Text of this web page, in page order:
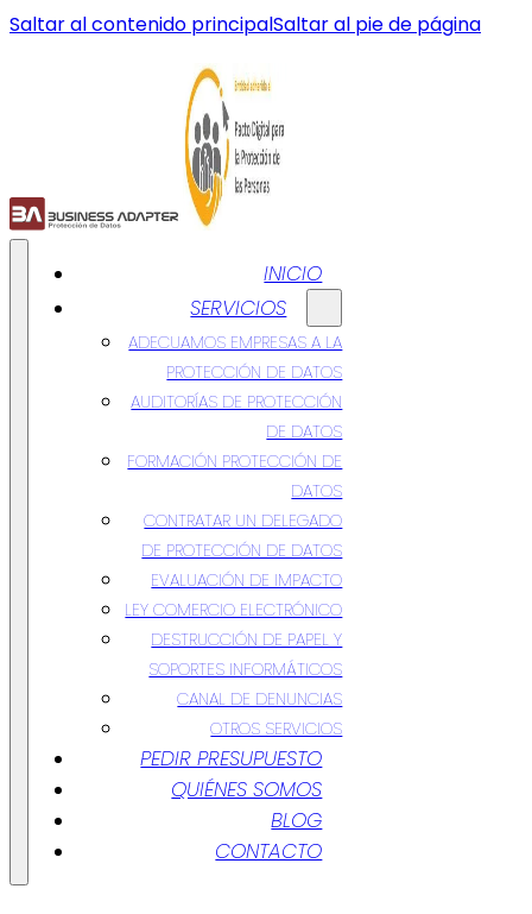
Saltar al contenido principalSaltar al pie de página
INICIO
SERVICIOS
ADECUAMOS EMPRESAS A LA
PROTECCIÓN DE DATOS
AUDITORÍAS DE PROTECCIÓN
DE DATOS
FORMACIÓN PROTECCIÓN DE
DATOS
CONTRATAR UN DELEGADO
DE PROTECCIÓN DE DATOS
EVALUACIÓN DE IMPACTO
LEY COMERCIO ELECTRÓNICO
DESTRUCCIÓN DE PAPEL Y
SOPORTES INFORMÁTICOS
CANAL DE DENUNCIAS
OTROS SERVICIOS
PEDIR PRESUPUESTO
QUIÉNES SOMOS
BLOG
CONTACTO